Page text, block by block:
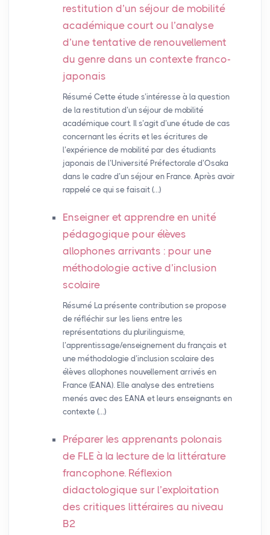
restitution d’un séjour de mobilité
académique court ou l’analyse
d’une tentative de renouvellement
du genre dans un contexte franco-
japonais
Résumé Cette étude s’intéresse à la question
de la restitution d’un séjour de mobilité
académique court. Il s’agit d’une étude de cas
concernant les écrits et les écritures de
l’expérience de mobilité par des étudiants
japonais de l’Université Préfectorale d’Osaka
dans le cadre d’un séjour en France. Après avoir
rappelé ce qui se faisait (…)
Enseigner et apprendre en unité
pédagogique pour élèves
allophones arrivants : pour une
méthodologie active d’inclusion
scolaire
Résumé La présente contribution se propose
de réfléchir sur les liens entre les
représentations du plurilinguisme,
l’apprentissage/enseignement du français et
une méthodologie d’inclusion scolaire des
élèves allophones nouvellement arrivés en
France (EANA). Elle analyse des entretiens
menés avec des EANA et leurs enseignants en
contexte (…)
Préparer les apprenants polonais
de FLE à la lecture de la littérature
francophone. Réflexion
didactologique sur l’exploitation
des critiques littéraires au niveau
B2